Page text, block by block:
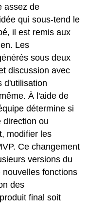
assez de
qui sous-tend le
il est remis aux
Les
sous deux
discussion avec
d'utilisation
À l'aide de
détermine si
direction ou
modifier les
Ce changement
versions du
fonctions
des
final soit